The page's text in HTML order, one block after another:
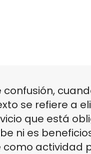
se refiere a
que está
ni es
actividad